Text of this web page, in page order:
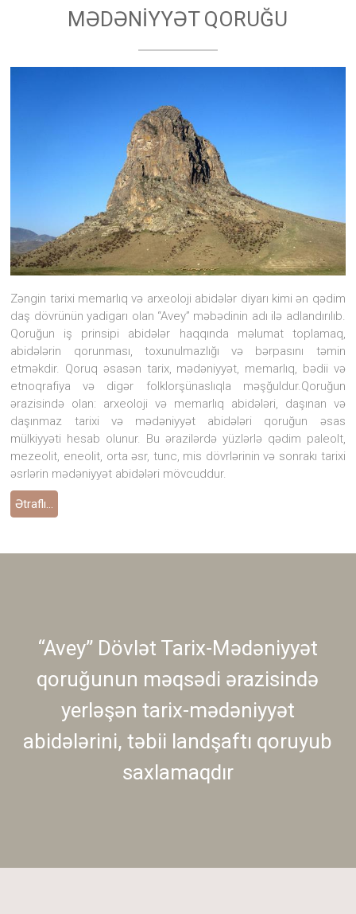
daş
MƏDƏNİYYƏT QORUĞU
Zəngin tarixi memarlıq və arxeoloji abidələr diyarı kimi ən qədim
daş dövrünün yadigarı olan “Avey” məbədinin adı ilə adlandırılıb.
Qoruğun iş prinsipi abidələr haqqında məlumat toplamaq,
abidələrin qorunması, toxunulmazlığı və bərpasını təmin
etməkdir. Qoruq əsasən tarix, mədəniyyət, memarlıq, bədii və
etnoqrafiya və digər folklorşünaslıqla məşğuldur.Qoruğun
ərazisində olan: arxeoloji və memarlıq abidələri, daşınan və
daşınmaz tarixi və mədəniyyət abidələri qoruğun əsas
mülkiyyəti hesab olunur. Bu ərazilərdə yüzlərlə qədim paleolt,
mezeolit, eneolit, orta əsr, tunc, mis dövrlərinin və sonrakı tarixi
əsrlərin mədəniyyət abidələri mövcuddur.
Ətraflı...
“Avey” Dövlət Tarix-Mədəniyyət
qoruğunun məqsədi ərazisində
yerləşən tarix-mədəniyyət
abidələrini, təbii landşaftı qoruyub
saxlamaqdır